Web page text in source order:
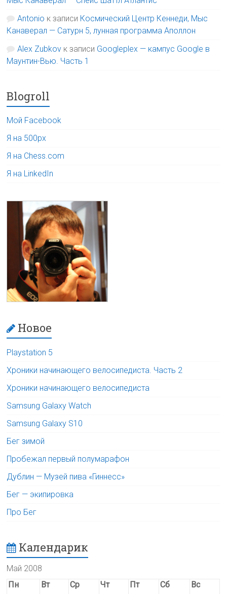
Antonio к записи Космический Центр Кеннеди, Мыс
Канаверал — Сатурн 5, лунная программа Аполлон
Alex Zubkov к записи Googleplex — кампус Google в
Маунтин-Вью. Часть 1
Blogroll
Мой Facebook
Я на 500px
Я на Chess.com
Я на LinkedIn
Новое
Playstation 5
Хроники начинающего велосипедиста. Часть 2
Хроники начинающего велосипедиста
Samsung Galaxy Watch
Samsung Galaxy S10
Бег зимой
Пробежал первый полумарафон
Дублин — Музей пива «Гиннесс»
Бег — экипировка
Про Бег
Календарик
Май 2008
Пн
Вт Ср Чт Пт Сб
Вс